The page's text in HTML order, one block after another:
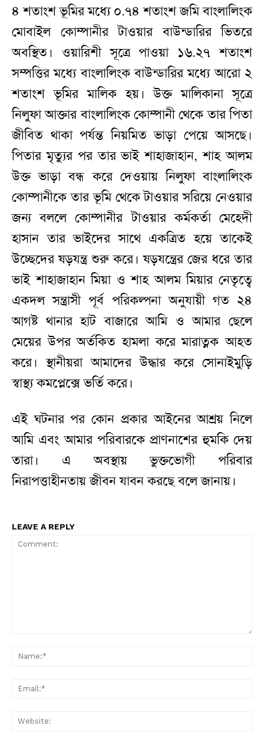
৪ শতাংশ ভূমির মধ্যে ০.৭৪ শতাংশ জমি বাংলালিংক
মোবাইল কোম্পানীর টাওয়ার বাউন্ডারির ভিতরে
অবস্থিত। ওয়ারিশী সূত্রে পাওয়া ১৬.২৭ শতাংশ
সম্পত্তির মধ্যে বাংলালিংক বাউন্ডারির মধ্যে আরো ২
শতাংশ ভূমির মালিক হয়। উক্ত মালিকানা সূত্রে
নিলুফা আক্তার বাংলালিংক কোম্পানী থেকে তার পিতা
জীবিত থাকা পর্যন্ত নিয়মিত ভাড়া পেয়ে আসছে।
পিতার মৃত্যুর পর তার ভাই শাহাজাহান, শাহ আলম
উক্ত ভাড়া বন্ধ করে দেওয়ায় নিলুফা বাংলালিংক
কোম্পানীকে তার ভূমি থেকে টাওয়ার সরিয়ে নেওয়ার
জন্য বললে কোম্পানীর টাওয়ার কর্মকর্তা মেহেদী
হাসান তার ভাইদের সাথে একত্রিত হয়ে তাকেই
উচ্ছেদের ষড়যন্ত্র শুরু করে। ষড়যন্ত্রের জের ধরে তার
ভাই শাহাজাহান মিয়া ও শাহ আলম মিয়ার নেতৃত্বে
একদল সন্ত্রাসী পূর্ব পরিকল্পনা অনুযায়ী গত ২৪
আগষ্ট থানার হাট বাজারে আমি ও আমার ছেলে
মেয়ের উপর অর্তকিত হামলা করে মারাত্নক আহত
করে। স্থানীয়রা আমাদের উদ্ধার করে সোনাইমুড়ি
স্বাস্থ্য কমপ্লেক্সে ভর্তি করে।
এই ঘটনার পর কোন প্রকার আইনের আশ্রয় নিলে
আমি এবং আমার পরিবারকে প্রাণনাশের হুমকি দেয়
তারা। এ অবস্থায় ভুক্তভোগী পরিবার
নিরাপত্তাহীনতায় জীবন যাবন করছে বলে জানায়।
LEAVE A REPLY